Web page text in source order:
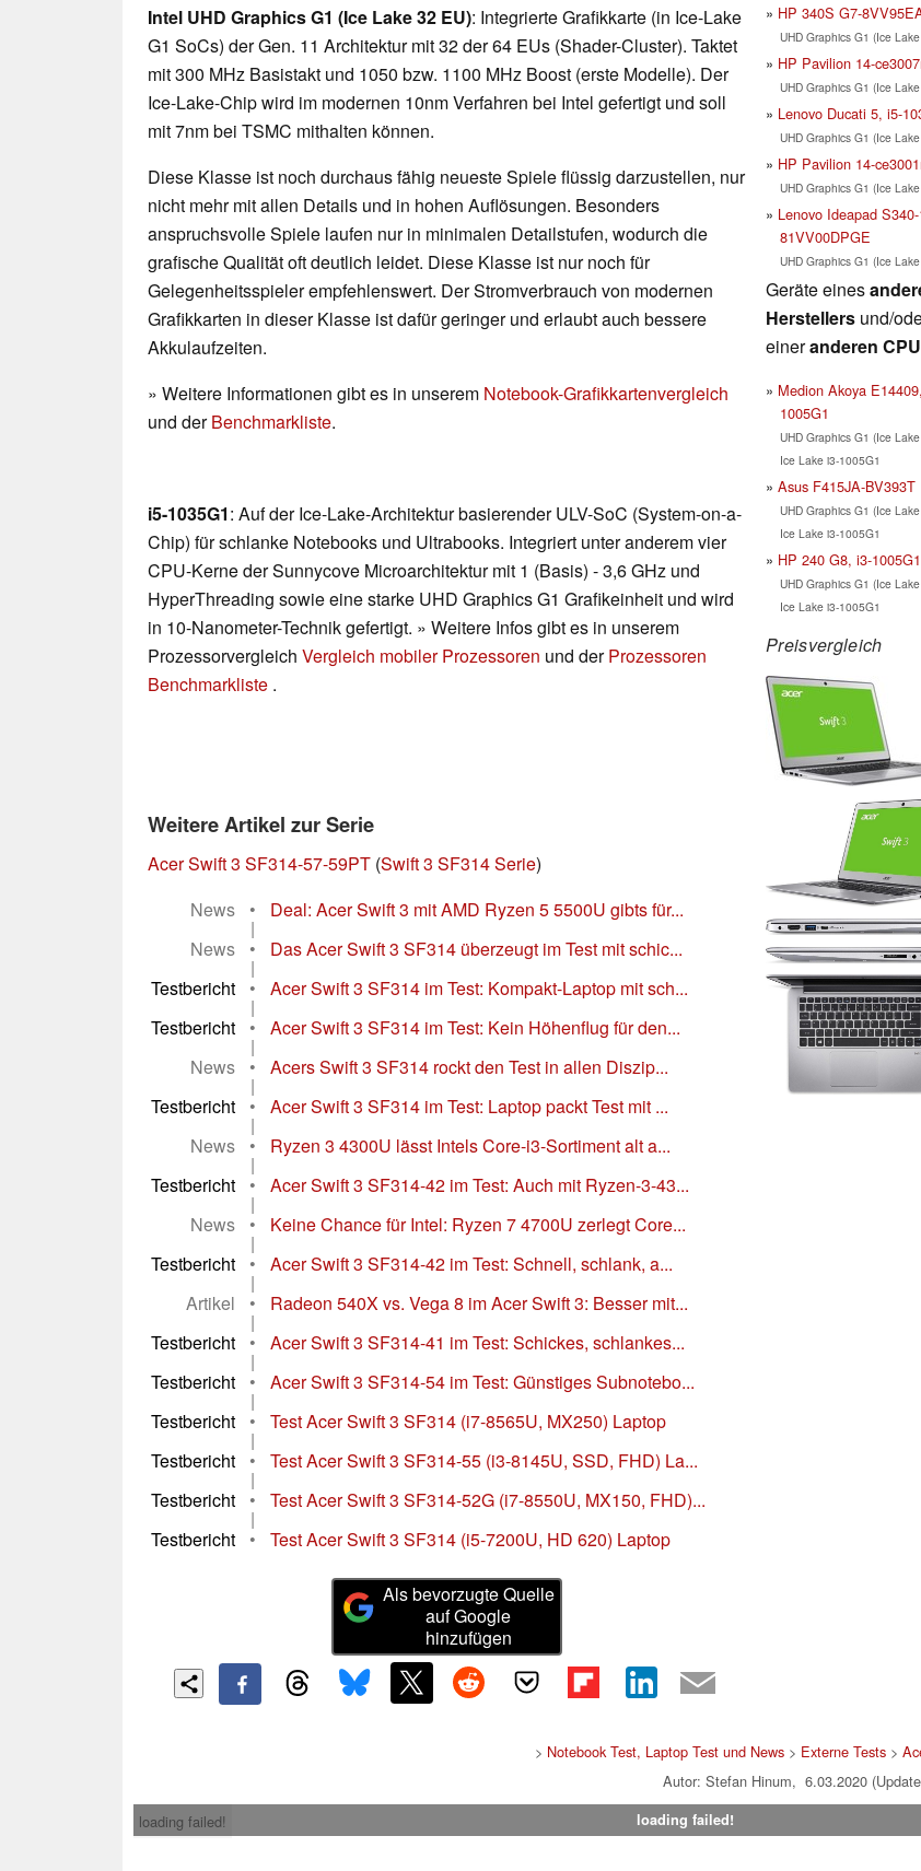
Intel UHD Graphics G1 (Ice Lake 32 EU): Integrierte Grafikkarte (in Ice-Lake
G1 SoCs) der Gen. 11 Architektur mit 32 der 64 EUs (Shader-Cluster). Taktet
mit 300 MHz Basistakt und 1050 bzw. 1100 MHz Boost (erste Modelle). Der
Ice-Lake-Chip wird im modernen 10nm Verfahren bei Intel gefertigt und soll
mit 7nm bei TSMC mithalten können.
Diese Klasse ist noch durchaus fähig neueste Spiele flüssig darzustellen, nur
nicht mehr mit allen Details und in hohen Auflösungen. Besonders
anspruchsvolle Spiele laufen nur in minimalen Detailstufen, wodurch die
grafische Qualität oft deutlich leidet. Diese Klasse ist nur noch für
Gelegenheitsspieler empfehlenswert. Der Stromverbrauch von modernen
Grafikkarten in dieser Klasse ist dafür geringer und erlaubt auch bessere
Akkulaufzeiten.
» Weitere Informationen gibt es in unserem Notebook-Grafikkartenvergleich
und derBenchmarkliste.
i5-1035G1: Auf der Ice-Lake-Architektur basierender ULV-SoC (System-on-a-
Chip) für schlanke Notebooks und Ultrabooks. Integriert unter anderem vier
CPU-Kerne der Sunnycove Microarchitektur mit 1 (Basis) - 3,6 GHz und
HyperThreading sowie eine starke UHD Graphics G1 Grafikeinheit und wird
in 10-Nanometer-Technik gefertigt. » Weitere Infos gibt es in unserem
Prozessorvergleich Vergleich mobiler Prozessoren und derProzessoren
Benchmarkliste .
Weitere Artikel zur Serie
Acer Swift 3 SF314-57-59PT (Swift 3 SF314 Serie)
News
• Deal: Acer Swift 3 mit AMD Ryzen 5 5500U gibts für...
|
News
• Das Acer Swift 3 SF314 überzeugt im Test mit schic...
|
Testbericht
• Acer Swift 3 SF314 im Test: Kompakt-Laptop mit sch...
|
Testbericht
• Acer Swift 3 SF314 im Test: Kein Höhenflug für den...
|
News
• Acers Swift 3 SF314 rockt den Test in allen Diszip...
|
Testbericht
• Acer Swift 3 SF314 im Test: Laptop packt Test mit ...
|
News
• Ryzen 3 4300U lässt Intels Core-i3-Sortiment alt a...
|
Testbericht
• Acer Swift 3 SF314-42 im Test: Auch mit Ryzen-3-43...
|
News
• Keine Chance für Intel: Ryzen 7 4700U zerlegt Core...
|
Testbericht
• Acer Swift 3 SF314-42 im Test: Schnell, schlank, a...
|
Artikel
• Radeon 540X vs. Vega 8 im Acer Swift 3: Besser mit...
|
Testbericht
• Acer Swift 3 SF314-41 im Test: Schickes, schlankes...
|
Testbericht
• Acer Swift 3 SF314-54 im Test: Günstiges Subnotebo...
|
Testbericht
• Test Acer Swift 3 SF314 (i7-8565U, MX250) Laptop
|
Testbericht
• Test Acer Swift 3 SF314-55 (i3-8145U, SSD, FHD) La...
|
Testbericht
• Test Acer Swift 3 SF314-52G (i7-8550U, MX150, FHD)...
|
Testbericht
• Test Acer Swift 3 SF314 (i5-7200U, HD 620) Laptop
Als bevorzugte Quelle
auf Google
hinzufügen
HP 340S G7-
UHD Graphics G1 (Ice
HP Pavilion 14-
UHD Graphics G1 (Ice
Lenovo Ducati 5, i5-
UHD Graphics G1 (Ice
HP Pavilion 14-
UHD Graphics G1 (Ice
Lenovo Ideapad
81VV00DPGE
UHD Graphics G1 (Ice
Geräte eines
Herstellers und/
eineranderen CPU
Medion Akoya
1005G1
UHD Graphics G1 (Ice Lake
Ice Lake i3-1005G1
Asus F415JA-BV393T
UHD Graphics G1 (Ice Lake
Ice Lake i3-1005G1
HP 240 G8, i3-1005G1
UHD Graphics G1 (Ice Lake
Ice Lake i3-1005G1
Preisvergleich
> Notebook Test, Laptop Test und News > Externe Tests >
Autor: Stefan Hinum, 6.03.2020
loading failed!
loading failed!